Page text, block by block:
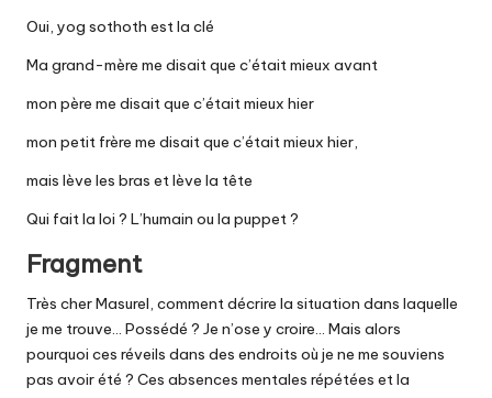
Oui, yog sothoth est la clé
Ma grand-mère me disait que c’était mieux avant
mon père me disait que c’était mieux hier
mon petit frère me disait que c’était mieux hier,
mais lève les bras et lève la tête
Qui fait la loi ? L’humain ou la puppet ?
Fragment
Très cher Masurel, comment décrire la situation dans laquelle
je me trouve… Possédé ? Je n’ose y croire… Mais alors
pourquoi ces réveils dans des endroits où je ne me souviens
pas avoir été ? Ces absences mentales répétées et la